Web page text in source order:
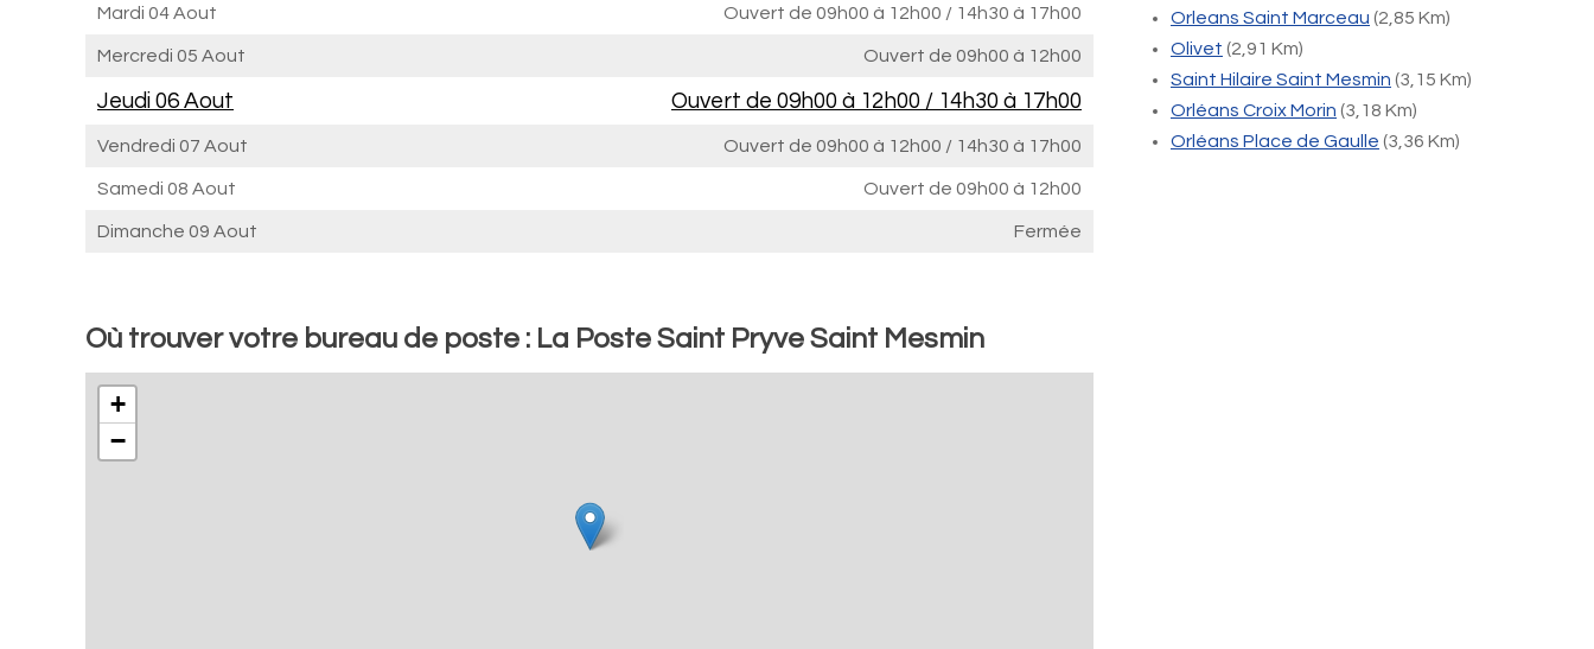
Mardi 04 Aout Ouvert de 09h00 à 12h00 / 14h30 à 17h00
Mercredi 05 Aout Ouvert de 09h00 à 12h00
Jeudi 06 Aout Ouvert de 09h00 à 12h00 / 14h30 à 17h00
Vendredi 07 Aout Ouvert de 09h00 à 12h00 / 14h30 à 17h00
Samedi 08 Aout Ouvert de 09h00 à 12h00
Dimanche 09 Aout Fermée
Où trouver votre bureau de poste : La Poste Saint Pryve Saint Mesmin
+
−
Orleans Saint Marceau (2,85 Km)
Olivet (2,91 Km)
Saint Hilaire Saint Mesmin (3,15 Km)
Orléans Croix Morin (3,18 Km)
Orléans Place de Gaulle (3,36 Km)